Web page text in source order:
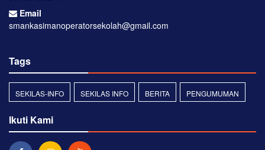
Email
smankasimanoperatorsekolah@gmail.com
Tags
SEKILAS-INFO SEKILAS INFO BERITA PENGUMUMAN
Ikuti Kami